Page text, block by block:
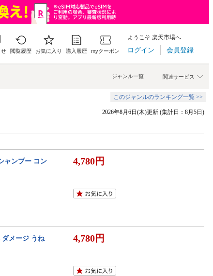
せ 閲覧履歴 お気に入り 購入履歴 myクーポン
ようこそ 楽天市場へ
ログイン 会員登録
関連サービス
ジャンル一覧
このジャンルのランキング一覧 >>
2026年8月6日(木)更新 (集計日：8月5日)
ャンプー コン
4,780円
ダメージ うね
4,780円